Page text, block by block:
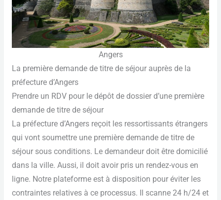
Angers
La première demande de titre de séjour auprès de la
préfecture d’Angers
Prendre un RDV pour le dépôt de dossier d’une première
demande de titre de séjour
La préfecture d’Angers reçoit les ressortissants étrangers
qui vont soumettre une première demande de titre de
séjour sous conditions. Le demandeur doit être domicilié
dans la ville. Aussi, il doit avoir pris un rendez-vous en
ligne. Notre plateforme est à disposition pour éviter les
contraintes relatives à ce processus. Il scanne 24 h/24 et